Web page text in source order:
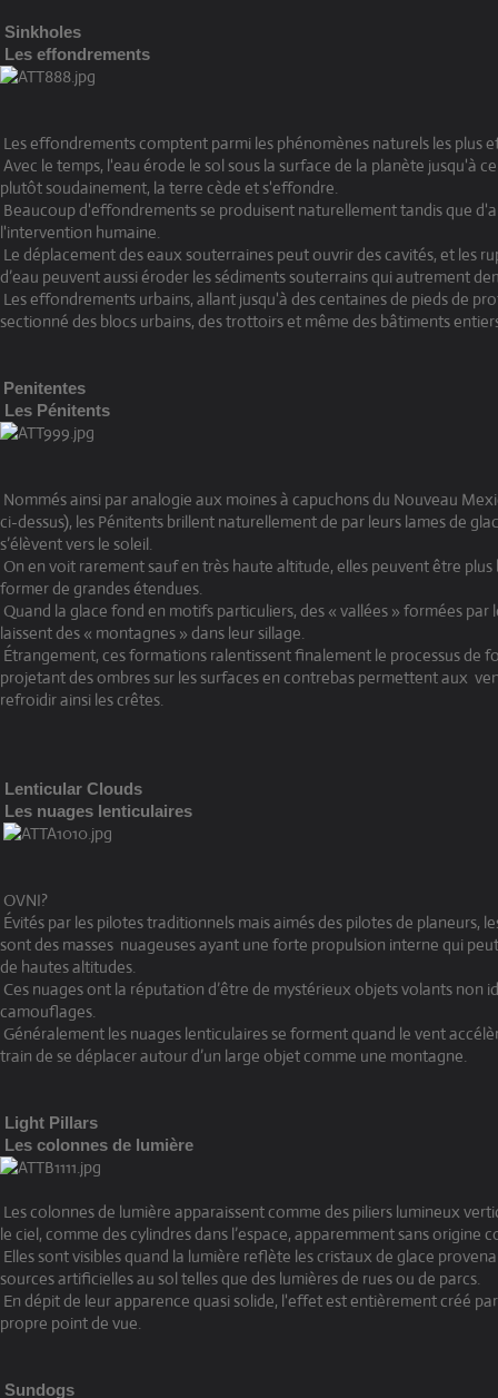
Sinkholes
Les effondrements
Les effondrements comptent parmi les phénomènes naturels les plus
Avec le temps, l'eau érode le sol sous la surface de la planète jusqu'à
plutôt soudainement, la terre cède et s'effondre.
Beaucoup d'effondrements se produisent naturellement tandis que
l'intervention humaine.
Le déplacement des eaux souterraines peut ouvrir des cavités, et les
d’eau peuvent aussi éroder les sédiments souterrains qui autrement
Les effondrements urbains, allant jusqu'à des centaines de pieds de
sectionné des blocs urbains, des trottoirs et même des bâtiments
Penitentes
Les Pénitents
Nommés ainsi par analogie aux moines à capuchons du Nouveau
ci-dessus), les Pénitents brillent naturellement de par leurs lames de
s’élèvent vers le soleil.
On en voit rarement sauf en très haute altitude, elles peuvent être
former de grandes étendues.
Quand la glace fond en motifs particuliers, des « vallées » formées par
laissent des « montagnes » dans leur sillage.
Étrangement, ces formations ralentissent finalement le processus de
projetant des ombres sur les surfaces en contrebas permettent aux
refroidir ainsi les crêtes.
Lenticular Clouds
Les nuages lenticulaires
OVNI?
Évités par les pilotes traditionnels mais aimés des pilotes de planeurs,
sont des masses nuageuses ayant une forte propulsion interne qui
de hautes altitudes.
Ces nuages ont la réputation d’être de mystérieux objets volants non
camouflages.
Généralement les nuages lenticulaires se forment quand le vent
train de se déplacer autour d’un large objet comme une montagne.
Light Pillars
Les colonnes de lumière
Les colonnes de lumière apparaissent comme des piliers lumineux
le ciel, comme des cylindres dans l’espace, apparemment sans origine
Elles sont visibles quand la lumière reflète les cristaux de glace
sources artificielles au sol telles que des lumières de rues ou de parcs.
En dépit de leur apparence quasi solide, l'effet est entièrement créé
propre point de vue.
Sundogs